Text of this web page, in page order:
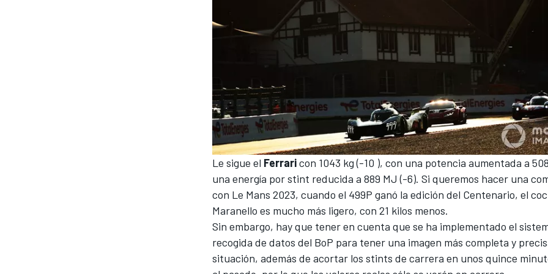
Le sigue el Ferraricon 1043 kg (-10 ), con una potencia aumentada a
una energía por stint reducida a 889 MJ (-6). Si queremos hacer una
con Le Mans 2023, cuando el 499P ganó la edición del Centenario, el
Maranello es mucho más ligero, con 21 kilos menos.
Sin embargo, hay que tener en cuenta que se ha implementado el
recogida de datos del BoP para tener una imagen más completa y
situación, además de acortar los stints de carrera en unos quince